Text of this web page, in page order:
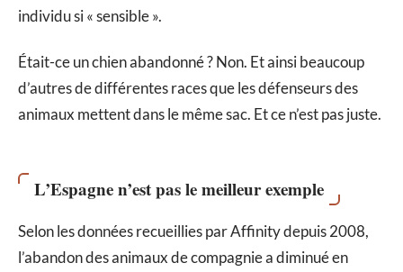
individu si « sensible ».
Était-ce un chien abandonné ? Non. Et ainsi beaucoup
d’autres de différentes races que les défenseurs des
animaux mettent dans le même sac. Et ce n’est pas juste.
L’Espagne n’est pas le meilleur exemple
Selon les données recueillies par Affinity depuis 2008,
l’abandon des animaux de compagnie a diminué en